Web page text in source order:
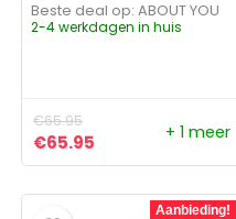
Beste deal op:
ABOUT YOU
2-4 werkdagen in huis
€65.95
Oorspronkelijke prijs
€65.95 Huidige prijs is:
+ 1 meer
Aanbieding!